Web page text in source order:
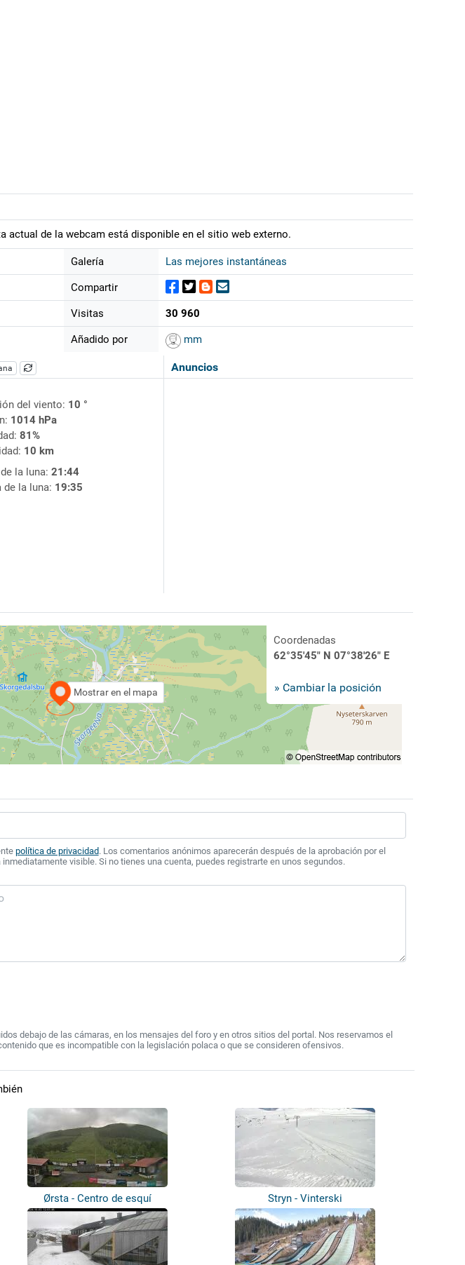
actual de la webcam está disponible en el sitio web externo.
Galería Las mejores instantáneas
Compartir
Visitas 30 960
Añadido por mm
Anuncios
del viento: 10 °
1014 hPa
81%
10 km
la luna: 21:44
de la luna: 19:35
Mostrar en el mapa
Coordenadas
62°35'45" N 07°38'26" E
» Cambiar la posición
política de privacidad. Los comentarios anónimos aparecerán después de la aprobación por el
visible. Si no tienes una cuenta, puedes registrarte en unos segundos.
debajo de las cámaras, en los mensajes del foro y en otros sitios del portal. Nos reservamos el
que es incompatible con la legislación polaca o que se consideren ofensivos.
Ørsta - Centro de esquí Stryn - Vinterski